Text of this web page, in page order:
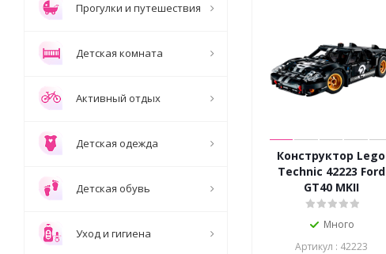
Конструктор Lego
Technic 42223 Ford
GT40 MKII
Много
Артикул : 42223
Прогулки и путешествия
Детская комната
Активный отдых
Детская одежда
Детская обувь
Уход и гигиена